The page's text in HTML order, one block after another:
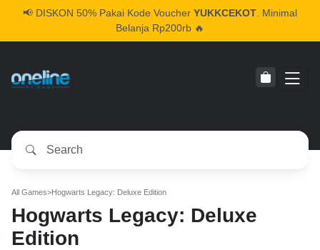
📢 DISKON 50% Pakai Kode Voucher YUKKCEKOT . Minimal
Belanja Rp200rb 🔥
All Games>Hogwarts Legacy: Deluxe Edition
Hogwarts Legacy: Deluxe
Edition